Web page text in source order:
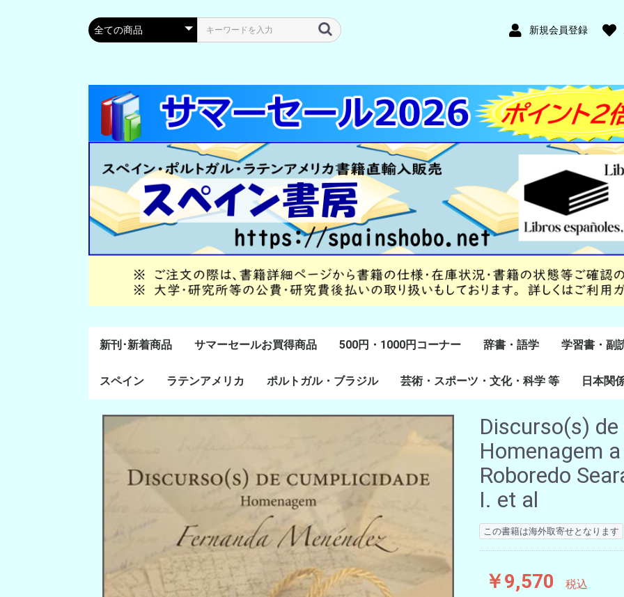
新規会員登録
新刊･新着商品 サマーセールお買得商品 500円・1000円コーナー 辞書・語学
スペイン語
ポルトガル語
Lenguas Ibericas
Lenguas Indigenas
スペインの教科書
その他
学習書・副
学習教材
副読本教材
絵本・児童
スペイン
通史・全般
８～１５世紀
１６～１８世紀
１８世紀末～２０世紀
前半
20世紀後半以降
ラテンアメリカ
ラテン・アメリカ全般
メキシコ研究
中米・カリブ研究
キューバ研究
南米諸国
ペルー研究
チリ研究
アルゼンチン研究
ポルトガル・ブラジル
ポルトガル研究
ブラジル研究
芸術・スポーツ・文化・科学 等
美術
音楽・舞踊
スポーツ
演劇・映画
料理・食文化
マンガ・コミック
その他
日本関
Discurso(s)
Homenagem
Roboredo
I. et al
この書籍は海外取寄せとなります
￥9,570 税込